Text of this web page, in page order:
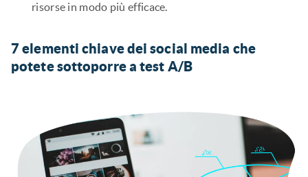
risorse in modo più efficace.
7 elementi chiave dei social media che
potete sottoporre a test A/B